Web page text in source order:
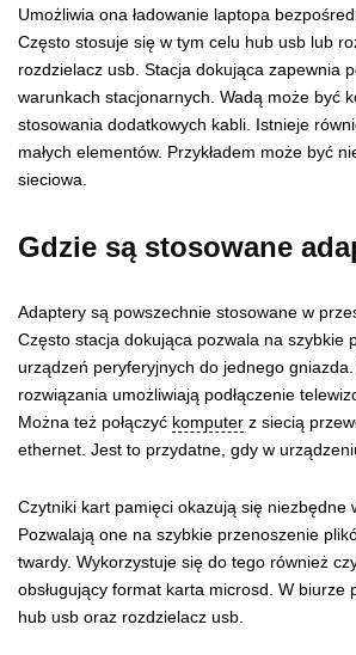
Umożliwia ona ładowanie laptopa
Często stosuje się w tym celu hub usb lub
rozdzielacz usb. Stacja dokująca zapewnia
warunkach stacjonarnych. Wadą może być
stosowania dodatkowych kabli. Istnieje
małych elementów. Przykładem może być
sieciowa.
Gdzie są stosowane
Adaptery są powszechnie stosowane w
Często stacja dokująca pozwala na szybkie
urządzeń peryferyjnych do jednego
rozwiązania umożliwiają podłączenie
Można też połączyć komputer z siecią
ethernet. Jest to przydatne, gdy w
Czytniki kart pamięci okazują się niezbędne
Pozwalają one na szybkie przenoszenie
twardy. Wykorzystuje się do tego również
obsługujący format karta microsd. W biurze
hub usb oraz rozdzielacz usb.